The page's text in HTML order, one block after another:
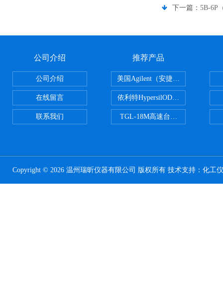
下一篇： 5B-6P
公司介绍
公司介绍
在线留言
联系我们
推荐产品
美国Agilent（安捷伦） PLOT色谱
依利特HypersilODS2/C18/C8/
TGL-18M高速台式冷冻离心机
Copyright © 2026 温州瑞昕仪器有限公司 版权所有 技术支持： 化工